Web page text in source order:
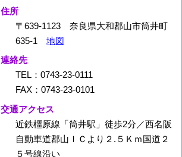
住所
〒639-1123 奈良県大和郡山市筒井町
635-1 地図
連絡先
TEL：0743-23-0111
FAX：0743-23-0101
交通アクセス
近鉄橿原線「筒井駅」徒歩2分／西名阪
自動車道郡山ＩＣより２.５Ｋｍ国道２
５号線沿い